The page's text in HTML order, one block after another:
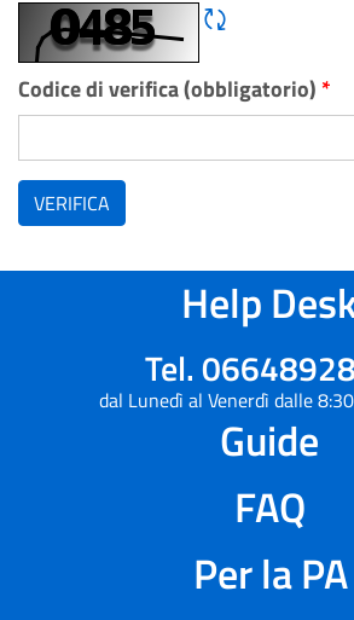
Rigene
Codice di verifica (obbligatorio) *
VERIFICA
Help
Tel.
dal Lunedì al Venerdì dalle
Guide
FAQ
Per la PA